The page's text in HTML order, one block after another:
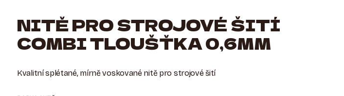
NITĚ PRO STROJOVÉ ŠITÍ
COMBI TLOUŠŤKA 0,6MM
Kvalitní splétané, mírně voskované nitě pro strojové šití